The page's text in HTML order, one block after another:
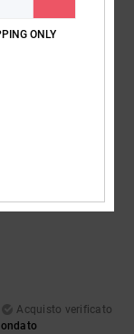
Acquisto verificato
ONLY